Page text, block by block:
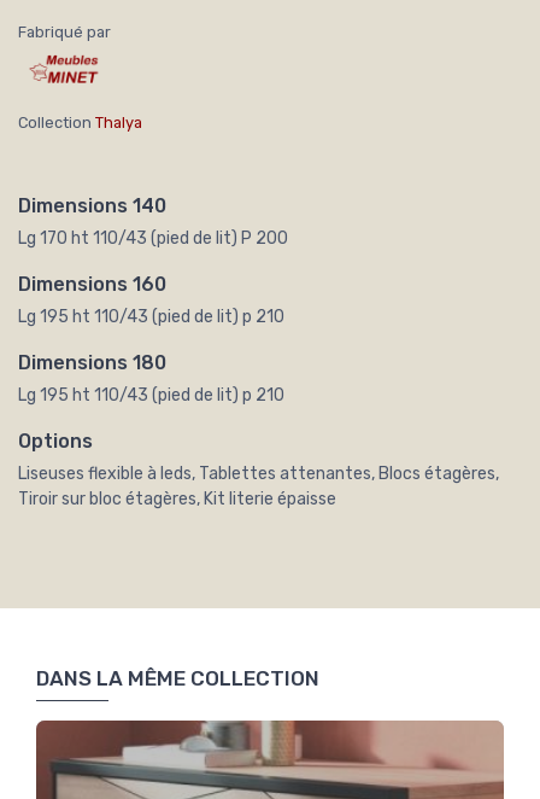
Fabriqué par
Collection Thalya
Dimensions 140
Lg 170 ht 110/43 (pied de lit) P 200
Dimensions 160
Lg 195 ht 110/43 (pied de lit) p 210
Dimensions 180
Lg 195 ht 110/43 (pied de lit) p 210
Options
Liseuses flexible à leds, Tablettes attenantes, Blocs étagères,
Tiroir sur bloc étagères, Kit literie épaisse
DANS LA MÊME COLLECTION